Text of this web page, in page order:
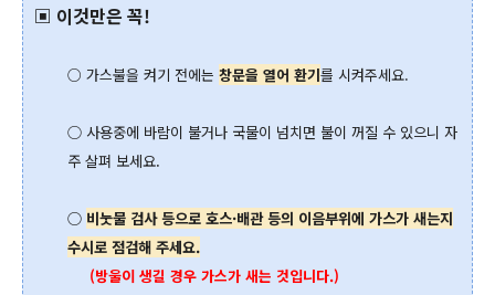
▣ 이것만은 꼭!
○ 가스불을 켜기 전에는 창문을 열어 환기를 시켜주세요.
○ 사용중에 바람이 불거나 국물이 넘치면 불이 꺼질 수 있으니 자
주 살펴 보세요.
○ 비눗물 검사 등으로 호스·배관 등의 이음부위에 가스가 새는지
수시로 점검해 주세요.
(방울이 생길 경우 가스가 새는 것입니다.)